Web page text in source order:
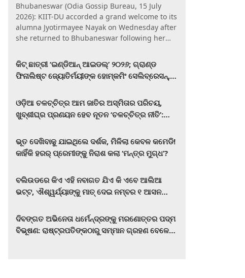
Bhubaneswar (Odia Gossip Bureau, 15 July
2026): KIIT-DU accorded a grand welcome to its
alumna Jyotirmayee Nayak on Wednesday after
she returned to Bhubaneswar following her
କିଟ୍‍ ଛାତ୍ରୀ ‘ଇଣ୍ଡିଆନ୍ ଆଇଡଲ୍‌’ ୨୦୨୬; ଗ୍ରାଣ୍ଡ
ଫିନାଲିଷ୍ଟ ଜ୍ୟୋତିର୍ମୟୀଙ୍କ ହୋମ୍‍କମିଂ ସେଲିବ୍ରେସନ୍‍,
ଓଡ଼ିଆ ଚଳଚ୍ଚିତ୍ର ଆମ ଜାତିର ଅସ୍ମିତାର ପରିଚୟ,
ଖୁବ୍‌ଶୀଘ୍ର ପ୍ରଣୟନ ହେବ ନୂତନ ‘ଚଳଚ୍ଚିତ୍ର ନୀତି’:
ଭୂତ ଦେଖିବାକୁ ଯାଇଥିଲେ ଦର୍ଶକ, ମିଳିଲା କେବଳ କମେଡି!
କାହିଁକି ହରର୍‌ ପ୍ରେମୀଙ୍କୁ ନିରାଶ କଲା ‘ମନ୍ତ୍ର ମୁଗ୍ଧ’?
ବଲିଉଡରେ କିଏ ଏହି ନବାଗତ ଯିଏ କି ଏବେ ଆଲିଆ
ଭଟ୍ଟ, ଐଶ୍ୱର୍ଯ୍ୟାଙ୍କୁ ମାତ୍‌ ଦେଇ ନମ୍ବର ୧ ଆସନ
ଦିବଙ୍ଗତ ଅଭିନେତା ଧର୍ମେନ୍ଦ୍ରଙ୍କୁ ମରଣୋତ୍ତର ପଦ୍ମ
ବିଭୂଷଣ: ରାଷ୍ଟ୍ରପତିଙ୍କଠାରୁ ସମ୍ମାନ ଗ୍ରହଣ ବେଳେ